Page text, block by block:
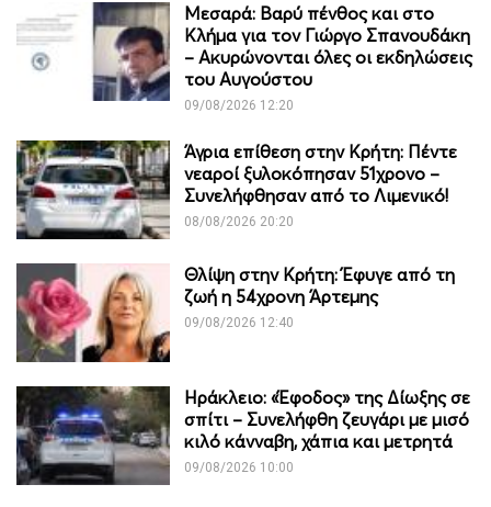
Μεσαρά: Βαρύ πένθος και στο
Κλήμα για τον Γιώργο Σπανουδάκη
– Ακυρώνονται όλες οι εκδηλώσεις
του Αυγούστου
09/08/2026 12:20
Άγρια επίθεση στην Κρήτη: Πέντε
νεαροί ξυλοκόπησαν 51χρονο –
Συνελήφθησαν από το Λιμενικό!
08/08/2026 20:20
Θλίψη στην Κρήτη: Έφυγε από τη
ζωή η 54χρονη Άρτεμης
09/08/2026 12:40
Ηράκλειο: «Έφοδος» της Δίωξης σε
σπίτι – Συνελήφθη ζευγάρι με μισό
κιλό κάνναβη, χάπια και μετρητά
09/08/2026 10:00